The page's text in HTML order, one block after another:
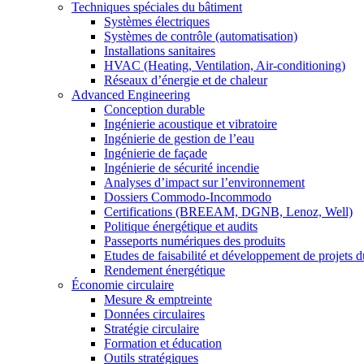
Techniques spéciales du bâtiment
Systèmes électriques
Systèmes de contrôle (automatisation)
Installations sanitaires
HVAC (Heating, Ventilation, Air-conditioning)
Réseaux d’énergie et de chaleur
Advanced Engineering
Conception durable
Ingénierie acoustique et vibratoire
Ingénierie de gestion de l’eau
Ingénierie de façade
Ingénierie de sécurité incendie
Analyses d’impact sur l’environnement
Dossiers Commodo-Incommodo
Certifications (BREEAM, DGNB, Lenoz, Well)
Politique énergétique et audits
Passeports numériques des produits
Etudes de faisabilité et développement de projets
Rendement énergétique
Économie circulaire
Mesure & emptreinte
Données circulaires
Stratégie circulaire
Formation et éducation
Outils stratégiques